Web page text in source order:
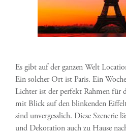
Es gibt auf der ganzen Welt
Ein solcher Ort ist Paris. Ein
Lichter ist der perfekt Rahmen für
mit Blick auf den blinkenden
sind unvergesslich. Diese Szenerie
und Dekoration auch zu Hause